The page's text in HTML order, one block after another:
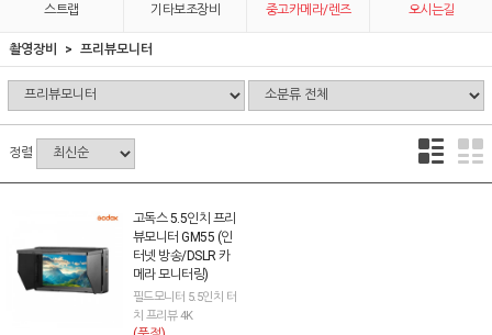
스트랩 기타보조장비 중고카메라/렌즈 오시는길
촬영장비 프리뷰모니터
정렬
고독스 5.5인치 프리
뷰모니터 GM55 (인
터넷 방송/DSLR 카
메라 모니터링)
필드모니터 5.5인치 터
치 프리뷰 4K